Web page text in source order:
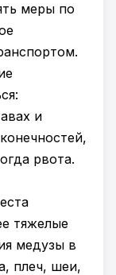
меры по
и
рвота.
тяжелые
медузы в
плеч, шеи,